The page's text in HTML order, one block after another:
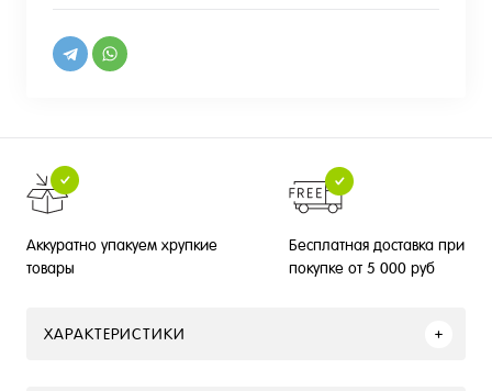
Аккуратно упакуем хрупкие
товары
Бесплатная доставка при
покупке от 5 000 руб
ХАРАКТЕРИСТИКИ